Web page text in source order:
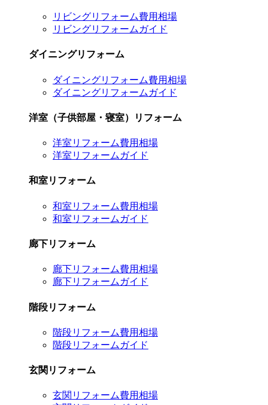
リビングリフォーム費用相場
リビングリフォームガイド
ダイニングリフォーム
ダイニングリフォーム費用相場
ダイニングリフォームガイド
洋室（子供部屋・寝室）リフォーム
洋室リフォーム費用相場
洋室リフォームガイド
和室リフォーム
和室リフォーム費用相場
和室リフォームガイド
廊下リフォーム
廊下リフォーム費用相場
廊下リフォームガイド
階段リフォーム
階段リフォーム費用相場
階段リフォームガイド
玄関リフォーム
玄関リフォーム費用相場